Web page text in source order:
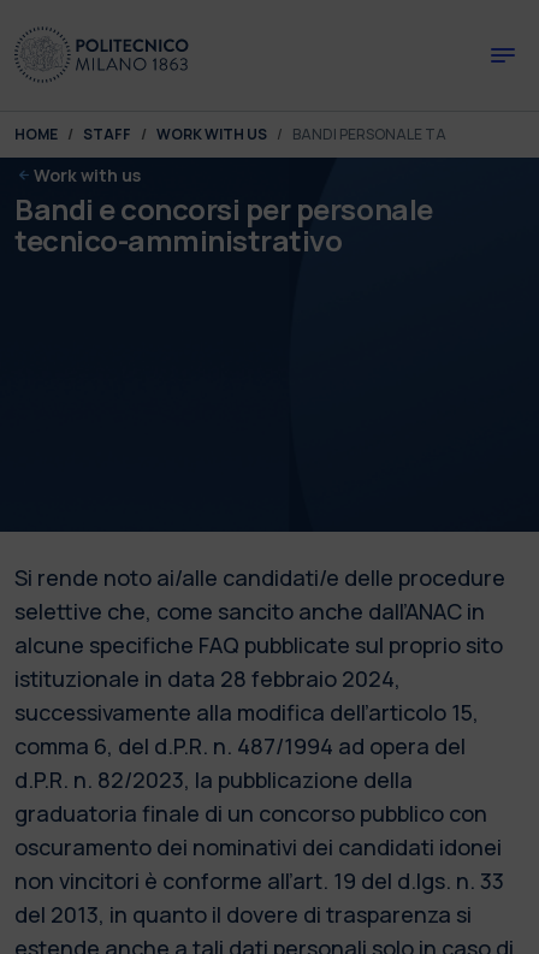
You are here:
HOME STAFF WORK WITH US BANDI PERSONALE TA
Work with us
Bandi e concorsi per personale
tecnico-amministrativo
Si rende noto ai/alle candidati/e delle procedure
selettive che, come sancito anche dall’ANAC in
alcune specifiche FAQ pubblicate sul proprio sito
istituzionale in data 28 febbraio 2024,
successivamente alla modifica dell’articolo 15,
comma 6, del d.P.R. n. 487/1994 ad opera del
d.P.R. n. 82/2023, la pubblicazione della
graduatoria finale di un concorso pubblico con
oscuramento dei nominativi dei candidati idonei
non vincitori è conforme all’art. 19 del d.lgs. n. 33
del 2013, in quanto il dovere di trasparenza si
estende anche a tali dati personali solo in caso di